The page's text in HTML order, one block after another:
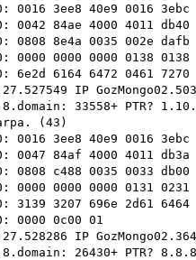
0016 3ee8 40e9 0016
0042 84ae 4000 4011 db40
0808 8e4a 0035 002e dafb
0000 0000 0000 0138 0138
6e2d 6164 6472 0461 7270
IP
33558+ PTR?
(43)
0016 3ee8 40e9 0016
0047 84af 4000 4011 db3a
0808 c488 0035 0033 db00
0000 0000 0000 0131 0231
3139 3207 696e 2d61 6464
0000 0c00 01
IP
26430+ PTR?